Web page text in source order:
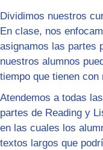
Dividimos nuestros
En clase, nos
asignamos las partes
nuestros alumnos
tiempo que tienen
Atendemos a todas
partes de Reading y
en las cuales los
textos largos que